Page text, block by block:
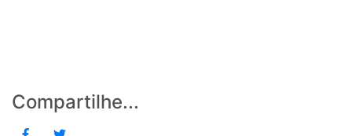
Compartilhe...